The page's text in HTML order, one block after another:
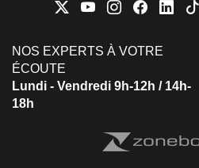
NOS EXPERTS À VOTRE
ÉCOUTE
Lundi - Vendredi 9h-12h / 14h-
18h